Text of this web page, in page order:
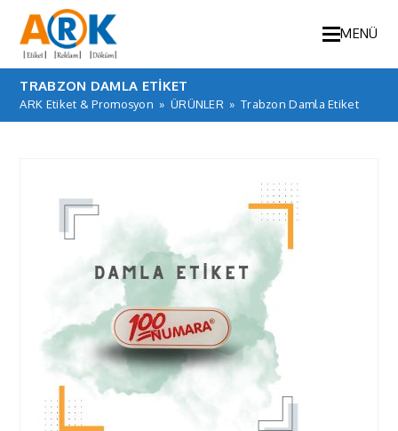
MENÜ
TRABZON DAMLA ETIKET
ARK Etiket & Promosyon » ÜRÜNLER » Trabzon Damla Etiket